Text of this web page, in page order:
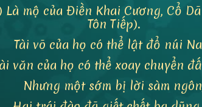
Là mộ của Điền Khai Cương, Cổ
Tôn Tiếp).
Tài võ của họ có thể lật đổ núi
văn của họ có thể xoay chuyển
Nhưng một sớm bị lời sàm